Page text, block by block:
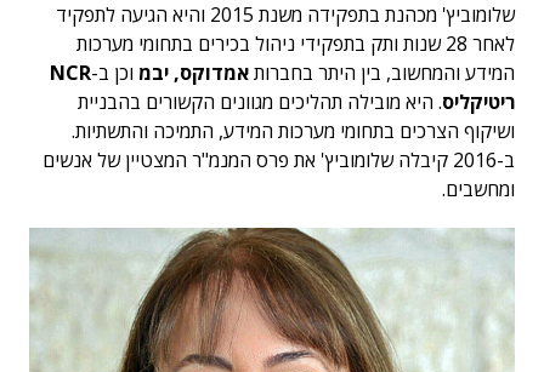
שלומוביץ' מכהנת בתפקידה משנת 2015 והיא הגיעה לתפקיד
לאחר 28 שנות ותק בתפקידי ניהול בכירים בתחומי מערכות
המידע והמחשוב, בין היתר בחברותאמדוקס, יבמ וכן ב-NCR
ריטיקליס. היא מובילה תהליכים מגוונים הקשורים בהבניית
ושיקוף הצרכים בתחומי מערכות המידע, התמיכה והתשתיות.
ב-2016 קיבלה שלומוביץ' את פרס המנמ"ר המצטיין של אנשים
ומחשבים.